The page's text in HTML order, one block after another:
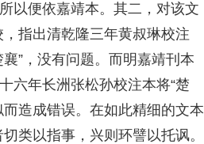
以便依嘉靖本。其二，对该文
，指出清乾隆三年黄叔琳校注
”，没有问题。而明嘉靖刊本
六年长洲张松孙校注本将“楚
而造成错误。在如此精细的文本
类以指事，兴则环譬以托讽。